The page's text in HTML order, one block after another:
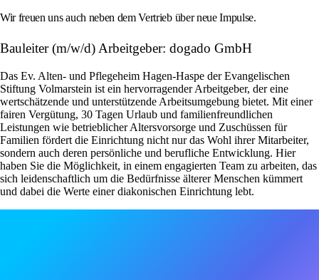
Wir freuen uns auch neben dem Vertrieb über neue Impulse.
Bauleiter (m/w/d) Arbeitgeber: dogado GmbH
Das Ev. Alten- und Pflegeheim Hagen-Haspe der Evangelischen
Stiftung Volmarstein ist ein hervorragender Arbeitgeber, der eine
wertschätzende und unterstützende Arbeitsumgebung bietet. Mit einer
fairen Vergütung, 30 Tagen Urlaub und familienfreundlichen
Leistungen wie betrieblicher Altersvorsorge und Zuschüssen für
Familien fördert die Einrichtung nicht nur das Wohl ihrer Mitarbeiter,
sondern auch deren persönliche und berufliche Entwicklung. Hier
haben Sie die Möglichkeit, in einem engagierten Team zu arbeiten, das
sich leidenschaftlich um die Bedürfnisse älterer Menschen kümmert
und dabei die Werte einer diakonischen Einrichtung lebt.